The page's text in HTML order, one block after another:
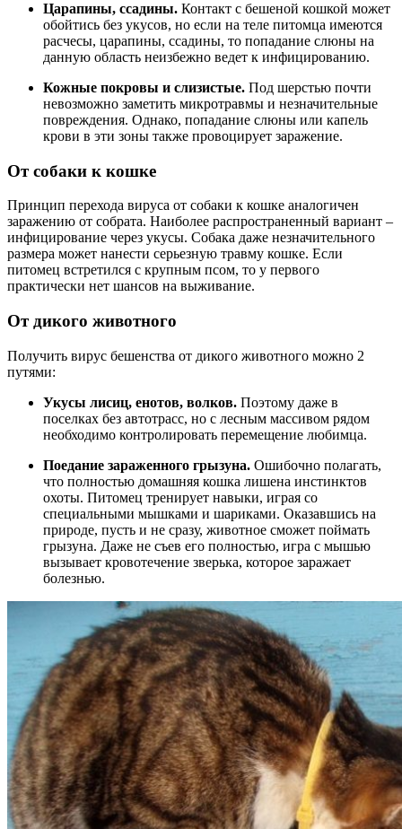
Царапины, ссадины. Контакт с бешеной кошкой может
обойтись без укусов, но если на теле питомца имеются
расчесы, царапины, ссадины, то попадание слюны на
данную область неизбежно ведет к инфицированию.
Кожные покровы и слизистые. Под шерстью почти
невозможно заметить микротравмы и незначительные
повреждения. Однако, попадание слюны или капель
крови в эти зоны также провоцирует заражение.
От собаки к кошке
Принцип перехода вируса от собаки к кошке аналогичен
заражению от собрата. Наиболее распространенный вариант –
инфицирование через укусы. Собака даже незначительного
размера может нанести серьезную травму кошке. Если
питомец встретился с крупным псом, то у первого
практически нет шансов на выживание.
От дикого животного
Получить вирус бешенства от дикого животного можно 2
путями:
Укусы лисиц, енотов, волков. Поэтому даже в
поселках без автотрасс, но с лесным массивом рядом
необходимо контролировать перемещение любимца.
Поедание зараженного грызуна. Ошибочно полагать,
что полностью домашняя кошка лишена инстинктов
охоты. Питомец тренирует навыки, играя со
специальными мышками и шариками. Оказавшись на
природе, пусть и не сразу, животное сможет поймать
грызуна. Даже не съев его полностью, игра с мышью
вызывает кровотечение зверька, которое заражает
болезнью.